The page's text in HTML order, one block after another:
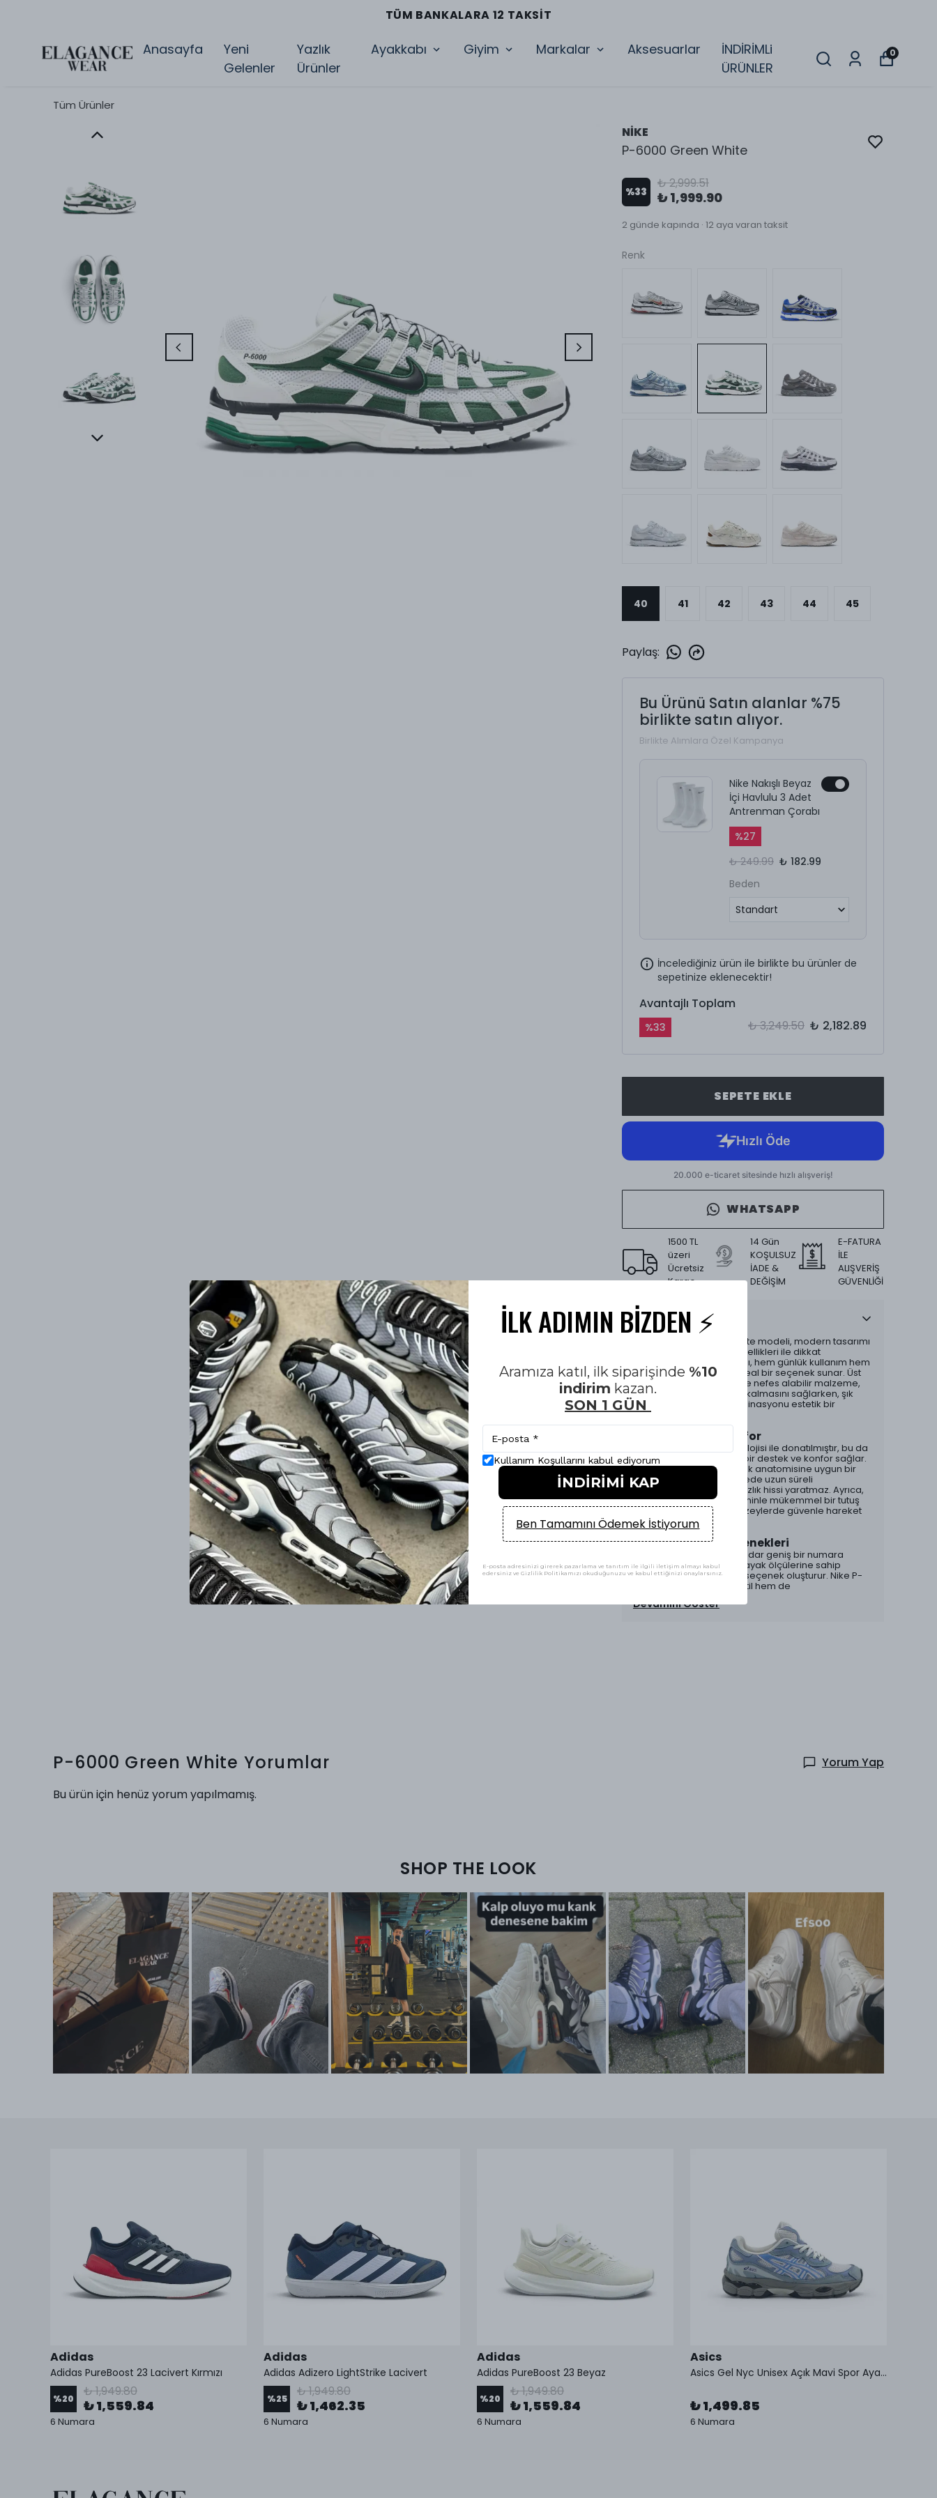
2 İŞ GÜNÜNDE KARGOYA TESLIM
Anasayfa
Yeni
Gelenler
Yazlık
Ürünler
Ayakkabı Giyim Markalar Aksesuarlar
İNDİRİMLi
ÜRÜNLER
0
Tüm Ürünler
NİKE
P-6000 Green White
%33
₺ 2,999.51
₺ 1,999.90
2 günde kapında · 12 aya varan taksit
Renk
40 41 42 43 44 45
Paylaş:
Bu Ürünü Satın alanlar %75
birlikte satın alıyor.
Birlikte Alımlara Özel Kampanya
Nike Nakışlı Beyaz
İçi Havlulu 3 Adet
Antrenman Çorabı
%27
₺ 249.99 ₺ 182.99
Beden
İncelediğiniz ürün ile birlikte bu ürünler de
sepetinize eklenecektir!
Avantajlı Toplam
%33 ₺ 3,249.50 ₺ 2,182.89
SEPETE EKLE
WHATSAPP
1500 TL
üzeri
Ücretsiz
Kargo
14 Gün
KOŞULSUZ
İADE &
DEĞİŞİM
E-FATURA
İLE
ALIŞVERİŞ
GÜVENLİĞİ
Ürün Açıklaması
Nike’ın P-6000 Green White modeli, modern tasarımı
ve yüksek performans özellikleri ile dikkat
çekmektedir. Bu ayakkabı, hem günlük kullanım hem
de spor aktiviteleri için ideal bir seçenek sunar. Üst
yüzeyde kullanılan hafif ve nefes alabilir malzeme,
ayakların gün boyu serin kalmasını sağlarken, şık
yeşil ve beyaz renk kombinasyonu estetik bir
görünüm sunar.
Performans ve Konfor
P-6000, yastıklama teknolojisi ile donatılmıştır, bu da
her adımda mükemmel bir destek ve konfor sağlar.
Ayakkabının iç yapısı, ayak anatomisine uygun bir
tasarıma sahiptir, bu sayede uzun süreli
kullanımlarda bile rahatsızlık hissi yaratmaz. Ayrıca,
kaymaz taban yapısı, zeminle mükemmel bir tutuş
sağlar, böylece çeşitli yüzeylerde güvenle hareket
edebilirsiniz.
Çeşitli Numara Seçenekleri
Bu model, 40’dan 45’e kadar geniş bir numara
yelpazesi sunarak, farklı ayak ölçülerine sahip
kullanıcılar için uygun bir seçenek oluşturur. Nike P-
6000 Green White, hem stil hem de
Devamını Göster
P-6000 Green White Yorumlar
Yorum Yap
Bu ürün için henüz yorum yapılmamış.
SHOP THE LOOK
Adidas
Adidas PureBoost 23 Lacivert Kırmızı
%20 ₺ 1,949.80
₺ 1,559.84
6 Numara
Adidas
Adidas Adizero LightStrike Lacivert
%25 ₺ 1,949.80
₺ 1,462.35
6 Numara
Adidas
Adidas PureBoost 23 Beyaz
%20 ₺ 1,949.80
₺ 1,559.84
6 Numara
Asics
Asics Gel Nyc Unisex Açık Mavi Spor Ayakkabı
₺ 1,499.85
6 Numara
İLK ADIMIN BİZDEN ⚡️
Aramıza katıl, ilk siparişinde %10
indirim kazan.
SON 1 GÜN
Kullanım Koşullarını kabul ediyorum
İNDİRİMİ KAP
Ben Tamamını Ödemek İstiyorum
E-posta adresinizi girerek pazarlama ve tanıtım ile ilgili iletişim almayı kabul
edersiniz ve Gizlilik Politikamızı okuduğunuzu ve kabul ettiğinizi onaylarsınız.